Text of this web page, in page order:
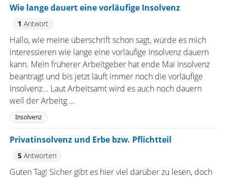
Wie lange dauert eine vorläufige Insolvenz
1 Antwort
Hallo, wie meine überschrift schon sagt, würde es mich
interessieren wie lange eine vorläufige Insolvenz dauern
kann. Mein früherer Arbeitgeber hat ende Mai Insolvenz
beantragt und bis jetzt läuft immer noch die vorläufige
Insolvenz... Laut Arbeitsamt wird es auch noch dauern
weil der Arbeitg ...
Insolvenz
Privatinsolvenz und Erbe bzw. Pflichtteil
5Antworten
Guten Tag! Sicher gibt es hier viel darüber zu lesen, doch